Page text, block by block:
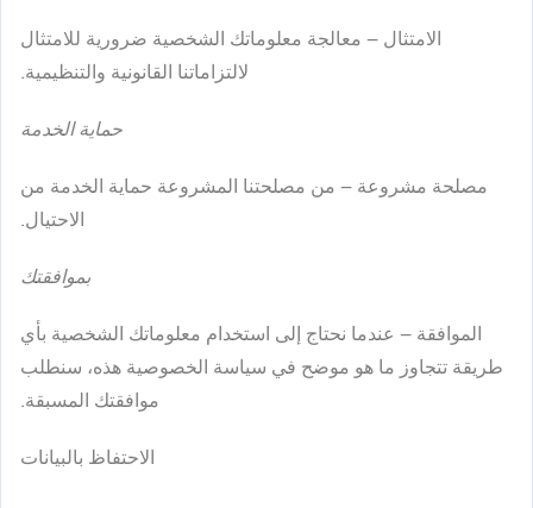
الامتثال – معالجة معلوماتك الشخصية ضرورية للامتثال
لالتزاماتنا القانونية والتنظيمية.
حماية الخدمة
مصلحة مشروعة – من مصلحتنا المشروعة حماية الخدمة من
الاحتيال.
بموافقتك
الموافقة – عندما نحتاج إلى استخدام معلوماتك الشخصية بأي
طريقة تتجاوز ما هو موضح في سياسة الخصوصية هذه، سنطلب
موافقتك المسبقة.
الاحتفاظ بالبيانات